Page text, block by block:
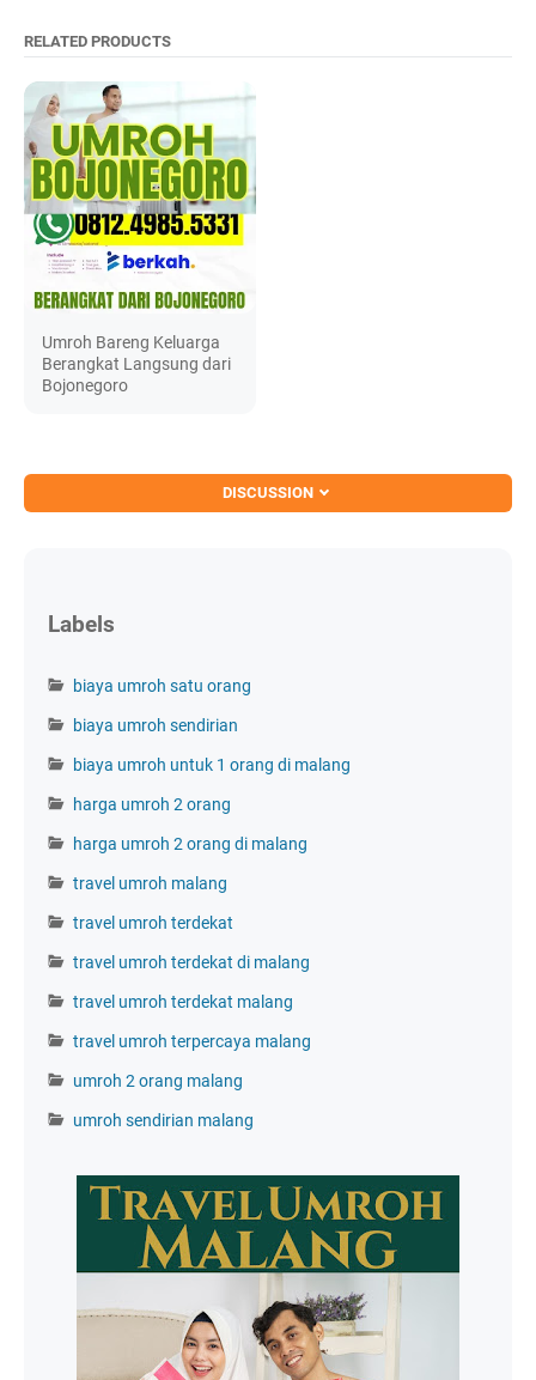
RELATED PRODUCTS
Umroh Bareng Keluarga
Berangkat Langsung dari
Bojonegoro
DISCUSSION
Labels
biaya umroh satu orang
biaya umroh sendirian
biaya umroh untuk 1 orang di malang
harga umroh 2 orang
harga umroh 2 orang di malang
travel umroh malang
travel umroh terdekat
travel umroh terdekat di malang
travel umroh terdekat malang
travel umroh terpercaya malang
umroh 2 orang malang
umroh sendirian malang